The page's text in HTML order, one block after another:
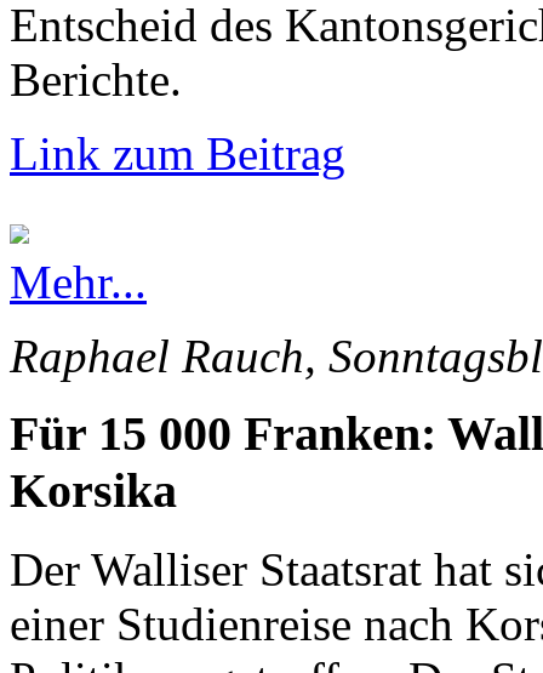
Entscheid des
Berichte.
Link zum Beitrag
Mehr...
Raphael Rauch,
Für 15 000 Franken:
Korsika
Der Walliser Staatsrat hat
einer Studienreise nach